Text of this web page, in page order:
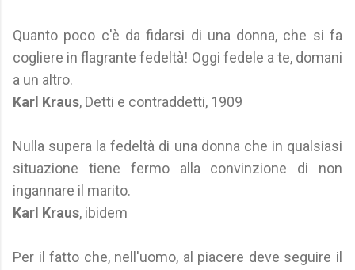
Quanto poco c'è da fidarsi di una donna, che si fa
cogliere in flagrante fedeltà! Oggi fedele a te, domani
a un altro.
Karl Kraus, Detti e contraddetti, 1909
Nulla supera la fedeltà di una donna che in qualsiasi
situazione tiene fermo alla convinzione di non
ingannare il marito.
Karl Kraus, ibidem
Per il fatto che, nell'uomo, al piacere deve seguire il